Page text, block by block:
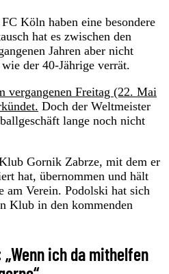
Köln haben eine besondere
hat es zwischen den
Jahren aber nicht
der 40-Jährige verrät.
vergangenen Freitag (22. Mai
Doch der Weltmeister
lange noch nicht
Gornik Zabrze, mit dem er
hat, übernommen und hält
am Verein. Podolski hat sich
Klub in den kommenden
ich da mithelfen